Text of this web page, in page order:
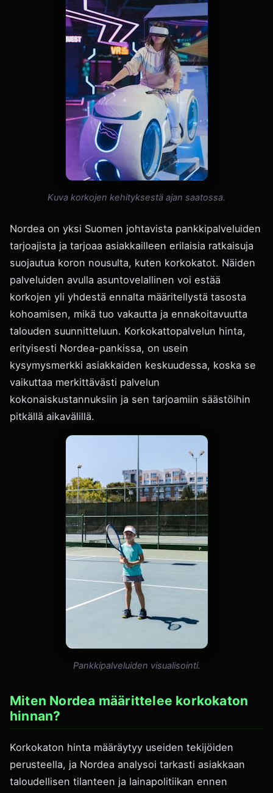
Kuva korkojen kehityksestä ajan saatossa.
Nordea on yksi Suomen johtavista pankkipalveluiden
tarjoajista ja tarjoaa asiakkailleen erilaisia ratkaisuja
suojautua koron nousulta, kuten korkokatot. Näiden
palveluiden avulla asuntovelallinen voi estää
korkojen yli yhdestä ennalta määritellystä tasosta
kohoamisen, mikä tuo vakautta ja ennakoitavuutta
talouden suunnitteluun. Korkokattopalvelun hinta,
erityisesti Nordea-pankissa, on usein
kysymysmerkki asiakkaiden keskuudessa, koska se
vaikuttaa merkittävästi palvelun
kokonaiskustannuksiin ja sen tarjoamiin säästöihin
pitkällä aikavälillä.
Pankkipalveluiden visualisointi.
Miten Nordea määrittelee korkokaton
hinnan?
Korkokaton hinta määräytyy useiden tekijöiden
perusteella, ja Nordea analysoi tarkasti asiakkaan
taloudellisen tilanteen ja lainapolitiikan ennen